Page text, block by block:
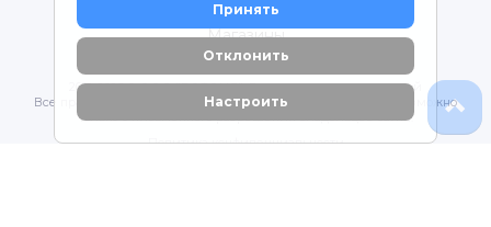
Принять
Отклонить
Настроить
Магазины
2012-2026 © ООО "ВОТОНЯ". Детские товары с доставкой
Все права защищены. Любое использование материалов возможно
только с письменного разрешения владельцев сайта.
Политика конфиденциальности